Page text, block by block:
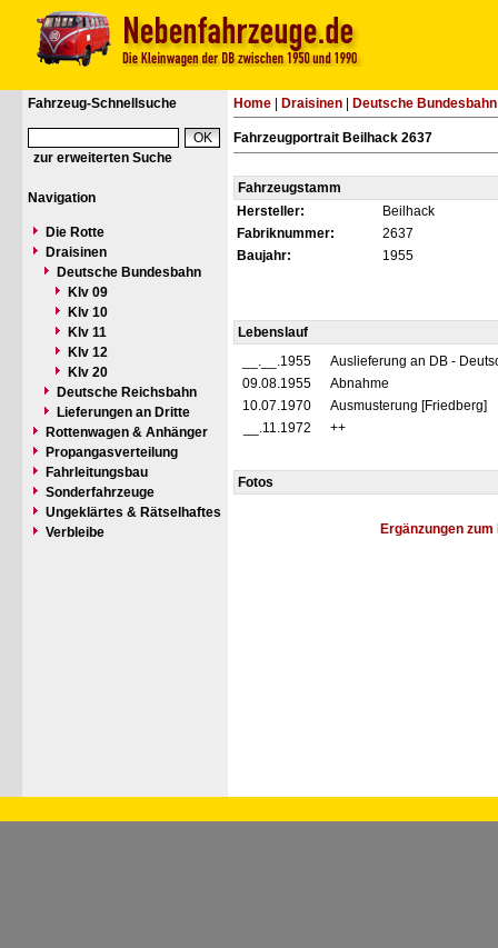
Fahrzeug-Schnellsuche
zur erweiterten Suche
Navigation
Die Rotte
Draisinen
Deutsche Bundesbahn
Klv 09
Klv 10
Klv 11
Klv 12
Klv 20
Deutsche Reichsbahn
Lieferungen an Dritte
Rottenwagen & Anhänger
Propangasverteilung
Fahrleitungsbau
Sonderfahrzeuge
Ungeklärtes & Rätselhaftes
Verbleibe
Home Draisinen Deutsche Bundesbahn
Fahrzeugportrait Beilhack 2637
Fahrzeugstamm
Hersteller:
Beilhack
Fabriknummer:
2637
Baujahr:
1955
Lebenslauf
__.__.1955
Auslieferung an DB -
09.08.1955
Abnahme
10.07.1970
Ausmusterung [Friedberg]
__.11.1972
++
Fotos
Ergänzungen